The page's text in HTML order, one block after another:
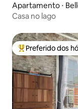
Apartamento ⋅
Casa no lago
Entre os melhores
Preferido dos